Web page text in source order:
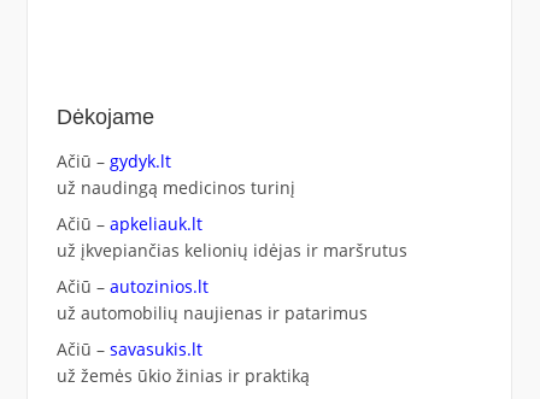
Dėkojame
Ačiū – gydyk.lt
už naudingą medicinos turinį
Ačiū – apkeliauk.lt
už įkvepiančias kelionių idėjas ir maršrutus
Ačiū – autozinios.lt
už automobilių naujienas ir patarimus
Ačiū – savasukis.lt
už žemės ūkio žinias ir praktiką